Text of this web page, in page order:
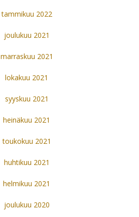
tammikuu 2022
joulukuu 2021
marraskuu 2021
lokakuu 2021
syyskuu 2021
heinäkuu 2021
toukokuu 2021
huhtikuu 2021
helmikuu 2021
joulukuu 2020